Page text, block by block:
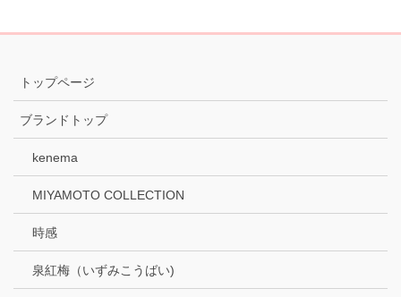
トップページ
ブランドトップ
kenema
MIYAMOTO COLLECTION
時感
泉紅梅（いずみこうばい)